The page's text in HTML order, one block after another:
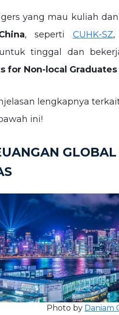
yang mau kuliah
, seperti CUHK-SZ,
tinggal dan
for Non-local Graduates
lengkapnya
ini!
Photo by Daniam